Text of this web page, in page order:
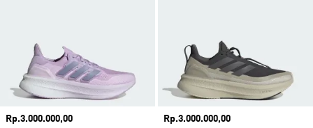
Harga
Rp.3.000.000,00
Harga
Rp.3.000.000,00